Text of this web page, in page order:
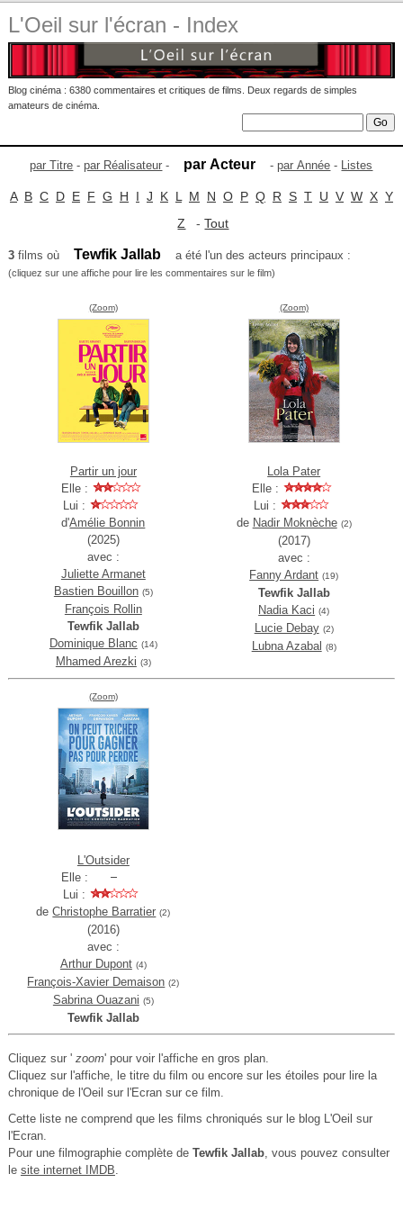
L'Oeil sur l'écran - Index
Blog cinéma : 6380 commentaires et critiques de films. Deux regards de simples
amateurs de cinéma.
par Titre -par Réalisateur - par Acteur -par Année - Listes
A B C D E F G H I J K L M N O P Q R S T U V W X Y
Z -Tout
3films où Tewfik Jallab a été l'un des acteurs principaux :
(cliquez sur une affiche pour lire les commentaires sur le film)
(Zoom)
Partir un jour
Elle :
Lui :
d'Amélie Bonnin
(2025)
avec :
Juliette Armanet
Bastien Bouillon (5)
François Rollin
Tewfik Jallab
Dominique Blanc (14)
Mhamed Arezki (3)
(Zoom)
Lola Pater
Elle :
Lui :
de Nadir Moknèche (2)
(2017)
avec :
Fanny Ardant (19)
Tewfik Jallab
Nadia Kaci (4)
Lucie Debay (2)
Lubna Azabal (8)
(Zoom)
L'Outsider
Elle :
Lui :
deChristophe Barratier (2)
(2016)
avec :
Arthur Dupont (4)
François-Xavier Demaison (2)
Sabrina Ouazani (5)
Tewfik Jallab
Cliquez sur ' zoom' pour voir l'affiche en gros plan.
Cliquez sur l'affiche, le titre du film ou encore sur les étoiles pour lire la
chronique de l'Oeil sur l'Ecran sur ce film.
Cette liste ne comprend que les films chroniqués sur le blog L'Oeil sur
l'Ecran.
Pour une filmographie complète de Tewfik Jallab, vous pouvez consulter
le site internet IMDB.